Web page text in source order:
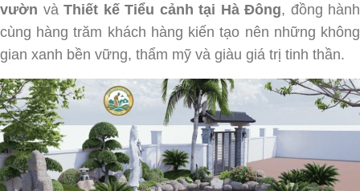
vườn và Thiết kế Tiểu cảnh tại Hà Đông, đồng hành
cùng hàng trăm khách hàng kiến tạo nên những không
gian xanh bền vững, thẩm mỹ và giàu giá trị tinh thần.